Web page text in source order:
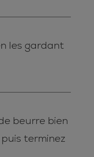
les gardant
beurre bien
terminez